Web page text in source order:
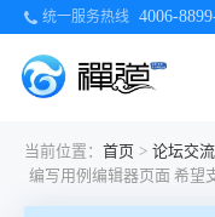
统一服务热线 4006-
当前位置： 首页 > 论坛交流